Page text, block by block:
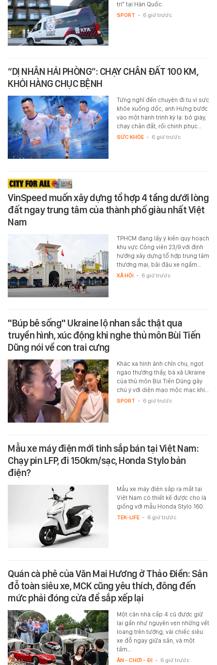
trí" tại Hàn Quốc.
SPORT - 6 giờ trước
“DỊ NHÂN HẢI PHÒNG”: CHẠY CHÂN ĐẤT 100 KM,
KHỎI HÀNG CHỤC BỆNH
Từng nghĩ đến chuyện đi tu vì sức
khỏe xuống dốc, anh Hưng bước
vào một hành trình kỳ lạ: bỏ giày,
chạy chân đất, rồi chinh phục…
SỨC KHỎE - 6 giờ trước
VinSpeed muốn xây dựng tổ hợp 4 tầng dưới lòng
đất ngay trung tâm của thành phố giàu nhất Việt
Nam
TPHCM đang lấy ý kiến quy hoạch
khu vực Công viên 23/9 với định
hướng xây dựng tổ hợp trung tâm
thương mại, bãi đậu xe ngầm…
XÃ HỘI - 6 giờ trước
"Búp bê sống" Ukraine lộ nhan sắc thật qua
truyền hình, xúc động khi nghe thủ môn Bùi Tiến
Dũng nói về con trai cưng
Khác xa hình ảnh chỉn chu, ngọt
ngào thường thấy, bà xã Ukraine
của thủ môn Bùi Tiến Dũng gây
chú ý với diện mạo mộc mạc khi…
SPORT - 6 giờ trước
Mẫu xe máy điện mới tinh sắp bán tại Việt Nam:
Chạy pin LFP, đi 150km/sạc, Honda Stylo bản
điện?
Mẫu xe máy điện sắp ra mắt tại
Việt Nam có thiết kế được cho là
giống với mẫu Honda Stylo 160.
TEK-LIFE - 6 giờ trước
Quán cà phê của Văn Mai Hương ở Thảo Điền: Sân
đỗ toàn siêu xe, MCK cũng yêu thích, đông đến
mức phải đóng cửa để sắp xếp lại
Một căn nhà cấp 4 cũ được giữ
lại gần như nguyên vẹn những vết
loang trên tường, vài chiếc siêu
xe đỗ ngay giữa sân, và một
tấm…
ĂN - CHƠI - ĐI - 6 giờ trước